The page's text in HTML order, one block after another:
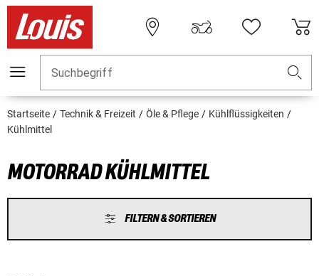
Suchbegriff
Startseite Technik & Freizeit Öle & Pflege
Kühlflüssigkeiten
Kühlmittel
MOTORRAD KÜHLMITTEL
FILTERN & SORTIEREN